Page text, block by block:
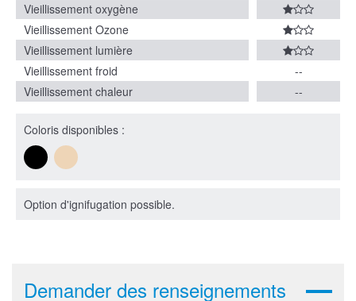
Vieillissement oxygène
Vieillissement Ozone
Vieillissement lumière
Vieillissement froid
--
Vieillissement chaleur
--
Coloris disponibles :
Option d'ignifugation possible.
Demander des renseignements